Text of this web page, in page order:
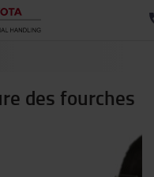
des fourches